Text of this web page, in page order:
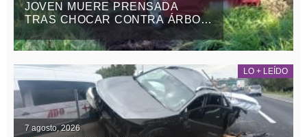
JOVEN MUERE PRENSADA
TRAS CHOCAR CONTRA ÁRBOL
EN LA APIZACO-TLAXCO, EN
ATLANGATEPEC
LO + LEÍDO
7 agosto, 2026